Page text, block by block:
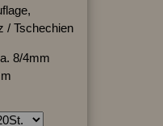
/ Tschechien
8/4mm